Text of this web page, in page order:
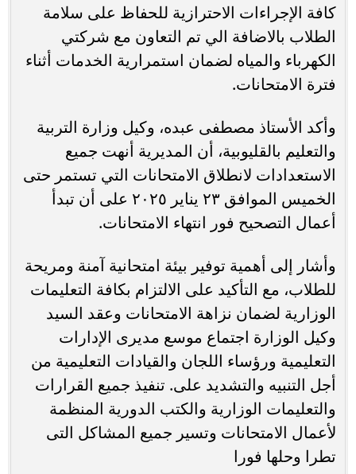
كافة الإجراءات الاحترازية للحفاظ على سلامة
الطلاب بالاضافة الي تم التعاون مع شركتي
الكهرباء والمياه لضمان استمرارية الخدمات أثناء
فترة الامتحانات.
وأكد الأستاذ مصطفى عبده، وكيل وزارة التربية
والتعليم بالقليوبية، أن المديرية أنهت جميع
الاستعدادات لانطلاق الامتحانات التي تستمر حتى
الخميس الموافق ٢٣ يناير ٢٠٢٥ على أن تبدأ
أعمال التصحيح فور انتهاء الامتحانات.
وأشار إلى أهمية توفير بيئة امتحانية آمنة ومريحة
للطلاب، مع التأكيد على الالتزام بكافة التعليمات
الوزارية لضمان نزاهة الامتحانات وعقد السيد
وكيل الوزارة اجتماع موسع مديرى الإدارات
التعليمية ورؤساء اللجان والقيادات التعليمية من
أجل التنبيه والتشديد على. تنفيذ جميع القرارات
والتعليمات الوزارية والكتب الدورية المنظمة
لأعمال الامتحانات وتسير جميع المشاكل التى
تطرا وحلها فورا